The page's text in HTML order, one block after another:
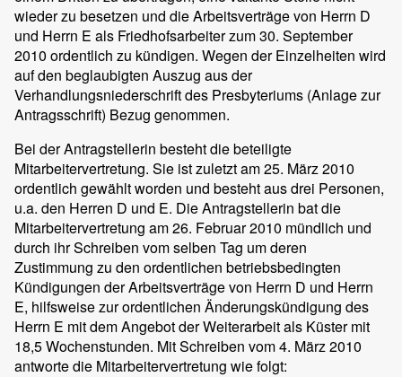
wieder zu besetzen und die Arbeitsverträge von Herrn D
und Herrn E als Friedhofsarbeiter zum 30. September
2010 ordentlich zu kündigen. Wegen der Einzelheiten wird
auf den beglaubigten Auszug aus der
Verhandlungsniederschrift des Presbyteriums (Anlage zur
Antragsschrift) Bezug genommen.
Bei der Antragstellerin besteht die beteiligte
Mitarbeitervertretung. Sie ist zuletzt am 25. März 2010
ordentlich gewählt worden und besteht aus drei Personen,
u.a. den Herren D und E. Die Antragstellerin bat die
Mitarbeitervertretung am 26. Februar 2010 mündlich und
durch ihr Schreiben vom selben Tag um deren
Zustimmung zu den ordentlichen betriebsbedingten
Kündigungen der Arbeitsverträge von Herrn D und Herrn
E, hilfsweise zur ordentlichen Änderungskündigung des
Herrn E mit dem Angebot der Weiterarbeit als Küster mit
18,5 Wochenstunden. Mit Schreiben vom 4. März 2010
antworte die Mitarbeitervertretung wie folgt: